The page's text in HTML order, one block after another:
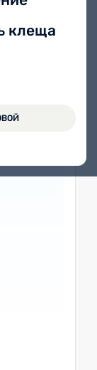
клеща